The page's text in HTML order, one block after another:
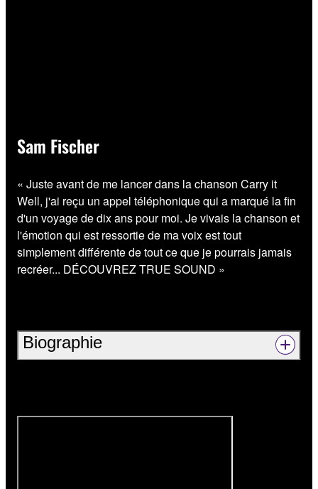
Sam Fischer
« Juste avant de me lancer dans la chanson Carry it
Well, j'ai reçu un appel téléphonique qui a marqué la fin
d'un voyage de dix ans pour moi. Je vivais la chanson et
l'émotion qui est ressortie de ma voix est tout
simplement différente de tout ce que je pourrais jamais
recréer... DÉCOUVREZ TRUE SOUND »
Biographie